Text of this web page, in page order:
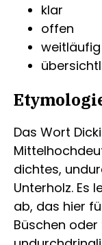
klar
offen
weitläufig
Das Wort
dichtes,
Unterholz. Es
ab, das hier
Büschen